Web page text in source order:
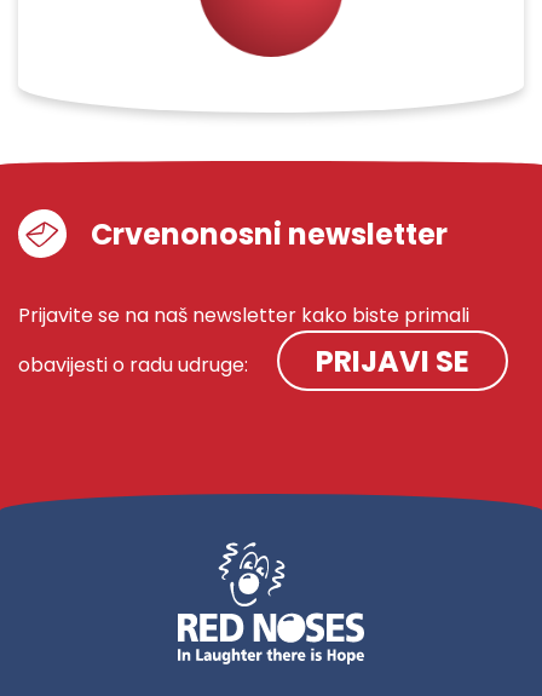
Crvenonosni newsletter
Prijavite se na naš newsletter kako biste primali
obavijesti o radu udruge:
PRIJAVI SE